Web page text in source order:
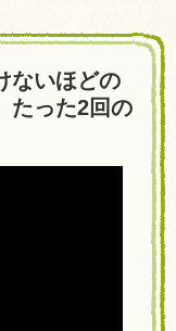
ないほどの
たった2回の